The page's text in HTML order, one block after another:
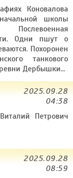
Коновалова
школы
Послевоенная
Одни пшут о
Похоронен
танкового
Дербышки...
2025.09.28
04:38
Петрович
2025.09.28
08:59